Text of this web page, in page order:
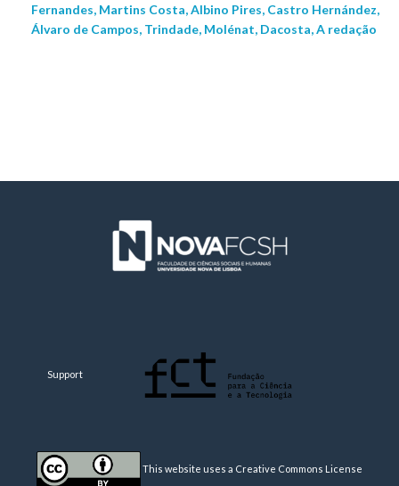
Fernandes, Martins Costa, Albino Pires, Castro Hernández,
Álvaro de Campos, Trindade, Molénat, Dacosta, A redação
Support
This website uses a Creative Commons License